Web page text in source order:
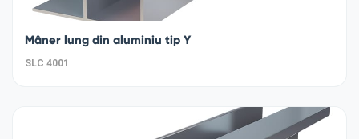
Mâner lung din aluminiu tip Y
SLC 4001